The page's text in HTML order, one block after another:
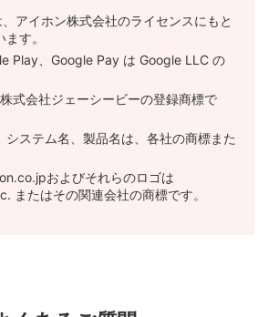
アイホン株式会社のライセンスにもと
す。
Play、Google Pay は Google LLC の
式会社ジェーシービーの登録商標で
システム名、製品名は、各社の商標また
およびそれらのロゴは
またはその関連会社の商標です。